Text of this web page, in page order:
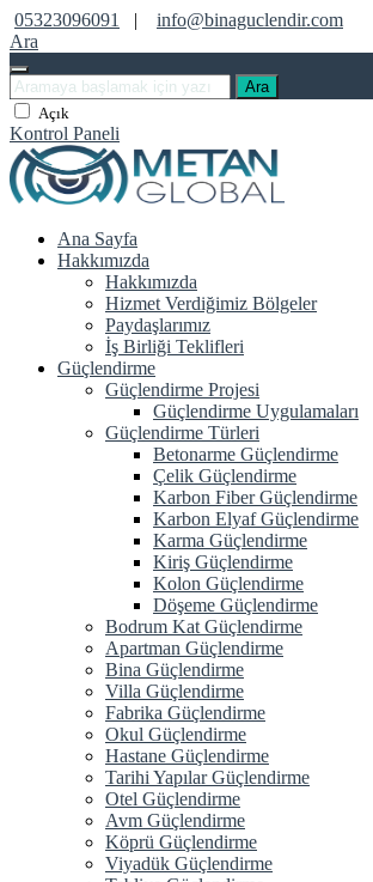
05323096091 |
info@binaguclendir.com
Ara
Ara
Açık
Kontrol Paneli
Ana Sayfa
Hakkımızda
Hakkımızda
Hizmet Verdiğimiz Bölgeler
Paydaşlarımız
İş Birliği Teklifleri
Güçlendirme
Güçlendirme Projesi
Güçlendirme Uygulamaları
Güçlendirme Türleri
Betonarme Güçlendirme
Çelik Güçlendirme
Karbon Fiber Güçlendirme
Karbon Elyaf Güçlendirme
Karma Güçlendirme
Kiriş Güçlendirme
Kolon Güçlendirme
Döşeme Güçlendirme
Bodrum Kat Güçlendirme
Apartman Güçlendirme
Bina Güçlendirme
Villa Güçlendirme
Fabrika Güçlendirme
Okul Güçlendirme
Hastane Güçlendirme
Tarihi Yapılar Güçlendirme
Otel Güçlendirme
Avm Güçlendirme
Köprü Güçlendirme
Viyadük Güçlendirme